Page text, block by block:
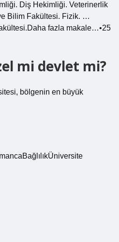
Diş Hekimliği. Veterinerlik
Bilim Fakültesi. Fizik. …
fazla makale…•25
mi devlet mi?
bölgenin en büyük